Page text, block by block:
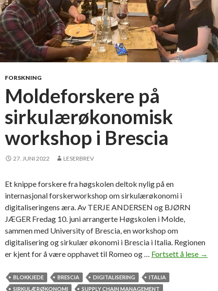
h
a
n
d
l
i
g
s
r
k
l
æ
r
ø
k
o
n
m
i
FORSKNING
Moldeforskere på
sirkulærøkonomisk
workshop i Brescia
27. JUNI 2022 LESERBREV
Et knippe forskere fra høgskolen deltok nylig på en
internasjonal forskerworkshop om sirkulærøkonomi i
digitaliseringens æra. Av TERJE ANDERSEN og BJØRN
JÆGER Fredag 10. juni arrangerte Høgskolen i Molde,
sammen med University of Brescia, en workshop om
digitalisering og sirkulær økonomi i Brescia i Italia. Regionen
er kjent for å være opphavet til Romeo og … Fortsett å lese M
→
BLOKKJEDE BRESCIA DIGITALISERING
ITALIA
SIRKULÆRØKONOMI
SUPPLY CHAIN MANAGEMENT